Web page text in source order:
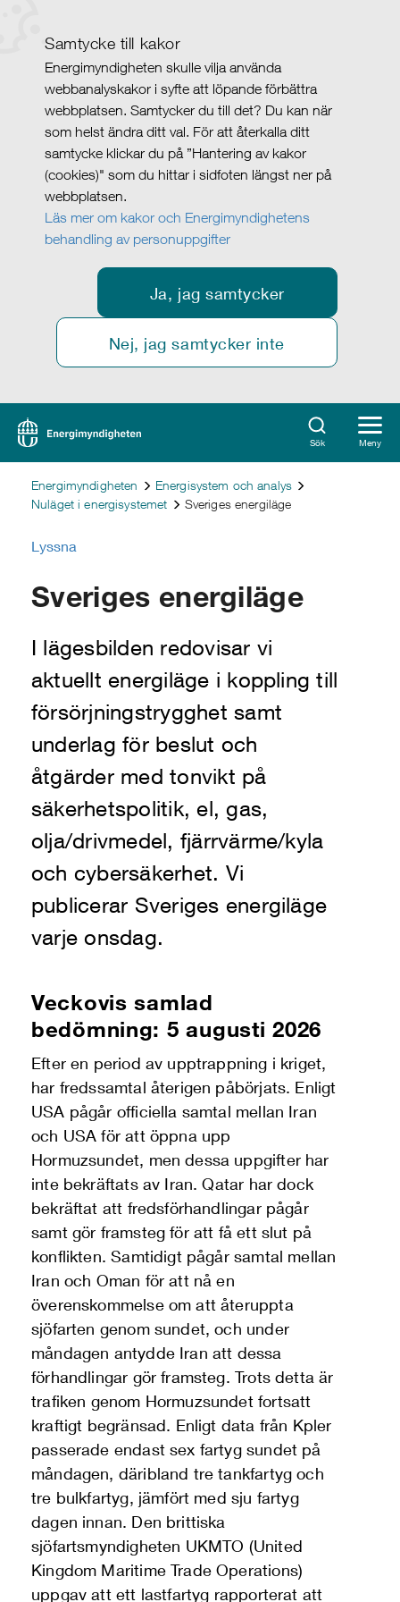
Samtycke till kakor
Energimyndigheten skulle vilja använda
webbanalyskakor i syfte att löpande förbättra
webbplatsen. Samtycker du till det? Du kan när
som helst ändra ditt val. För att återkalla ditt
samtycke klickar du på ”Hantering av kakor
(cookies)" som du hittar i sidfoten längst ner på
webbplatsen.
Läs mer om kakor och Energimyndighetens
behandling av personuppgifter
Ja, jag samtycker
Nej, jag samtycker inte
Sök Meny
Energimyndigheten
Energisystem och analys
Nuläget i energisystemet
Sveriges energiläge
Lyssna
Sveriges energiläge
I lägesbilden redovisar vi
aktuellt energiläge i koppling till
försörjningstrygghet samt
underlag för beslut och
åtgärder med tonvikt på
säkerhetspolitik, el, gas,
olja/drivmedel, fjärrvärme/kyla
och cybersäkerhet. Vi
publicerar Sveriges energiläge
varje onsdag.
Veckovis samlad
bedömning: 5 augusti 2026
Efter en period av upptrappning i kriget,
har fredssamtal återigen påbörjats. Enligt
USA pågår officiella samtal mellan Iran
och USA för att öppna upp
Hormuzsundet, men dessa uppgifter har
inte bekräftats av Iran. Qatar har dock
bekräftat att fredsförhandlingar pågår
samt gör framsteg för att få ett slut på
konflikten. Samtidigt pågår samtal mellan
Iran och Oman för att nå en
överenskommelse om att återuppta
sjöfarten genom sundet, och under
måndagen antydde Iran att dessa
förhandlingar gör framsteg. Trots detta är
trafiken genom Hormuzsundet fortsatt
kraftigt begränsad. Enligt data från Kpler
passerade endast sex fartyg sundet på
måndagen, däribland tre tankfartyg och
tre bulkfartyg, jämfört med sju fartyg
dagen innan. Den brittiska
sjöfartsmyndigheten UKMTO (United
Kingdom Maritime Trade Operations)
uppgav att ett lastfartyg rapporterat att